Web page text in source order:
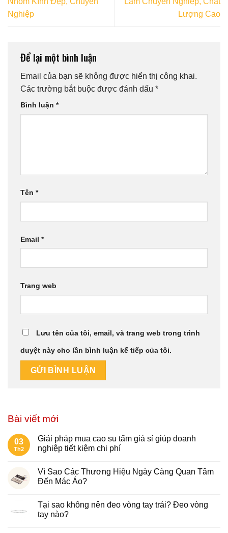
Nghiệp
Lượng Cao
Để lại một bình luận
Email của bạn sẽ không được hiển thị công khai.
Các trường bắt buộc được đánh dấu *
Bình luận *
Tên *
Email *
Trang web
Lưu tên của tôi, email, và trang web trong trình
duyệt này cho lần bình luận kế tiếp của tôi.
Bài viết mới
03
Th2
Giải pháp mua cao su tấm giá sỉ giúp doanh
nghiệp tiết kiệm chi phí
Vì Sao Các Thương Hiệu Ngày Càng Quan Tâm
Đến Mác Áo?
Tại sao không nên đeo vòng tay trái​? Đeo vòng
tay nào?